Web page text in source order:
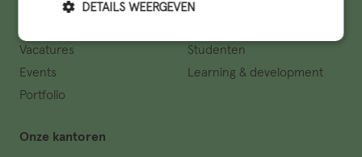
Vacatures
Events
Portfolio
Studenten
Learning & development
Onze kantoren
DETAILS WEERGEVEN